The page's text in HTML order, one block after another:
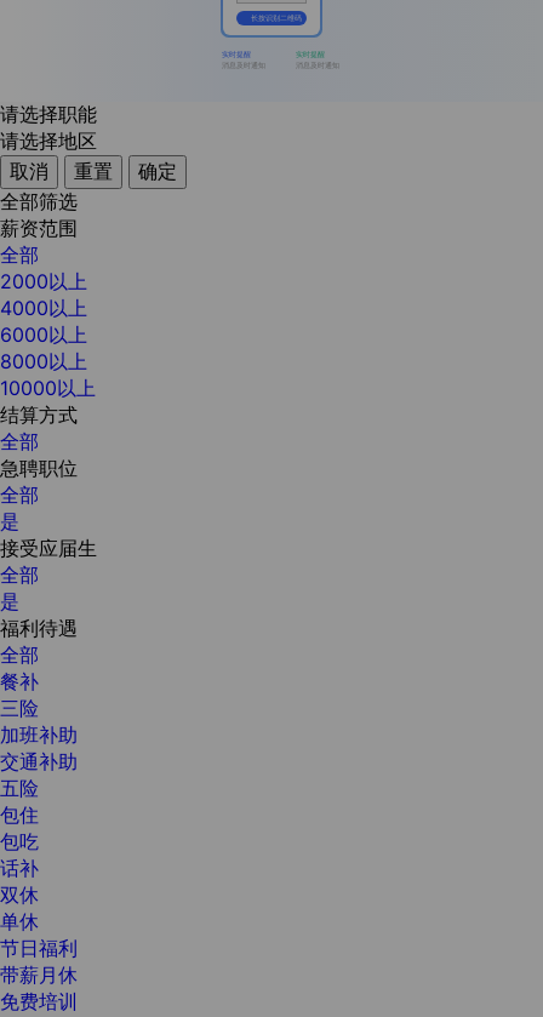
长按识别二维码
实时提醒
消息及时通知
实时提醒
消息及时通知
请选择职能
请选择地区
取消
重置
确定
全部筛选
薪资范围
全部
2000以上
4000以上
6000以上
8000以上
10000以上
结算方式
全部
急聘职位
全部
是
接受应届生
全部
是
福利待遇
全部
餐补
三险
加班补助
交通补助
五险
包住
包吃
话补
双休
单休
节日福利
带薪月休
免费培训